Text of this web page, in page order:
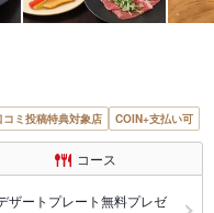
コミ投稿特典対象店 COIN+支払い可
コース
ザートプレート無料プレゼ